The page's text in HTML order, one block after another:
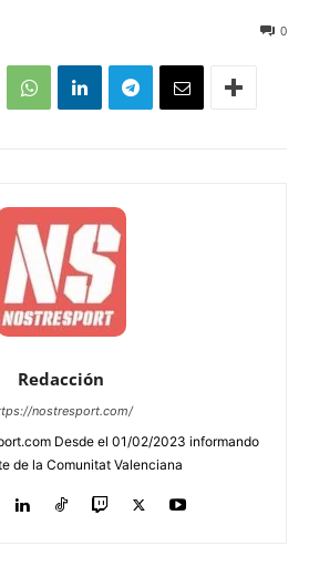
0
Redacción
nostresport.com/
Desde el 01/02/2023 informando
de la Comunitat Valenciana